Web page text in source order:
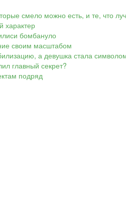
смело можно есть, и те, что
характер
бомбануло
своим масштабом
а девушка стала
главный секрет?
подряд